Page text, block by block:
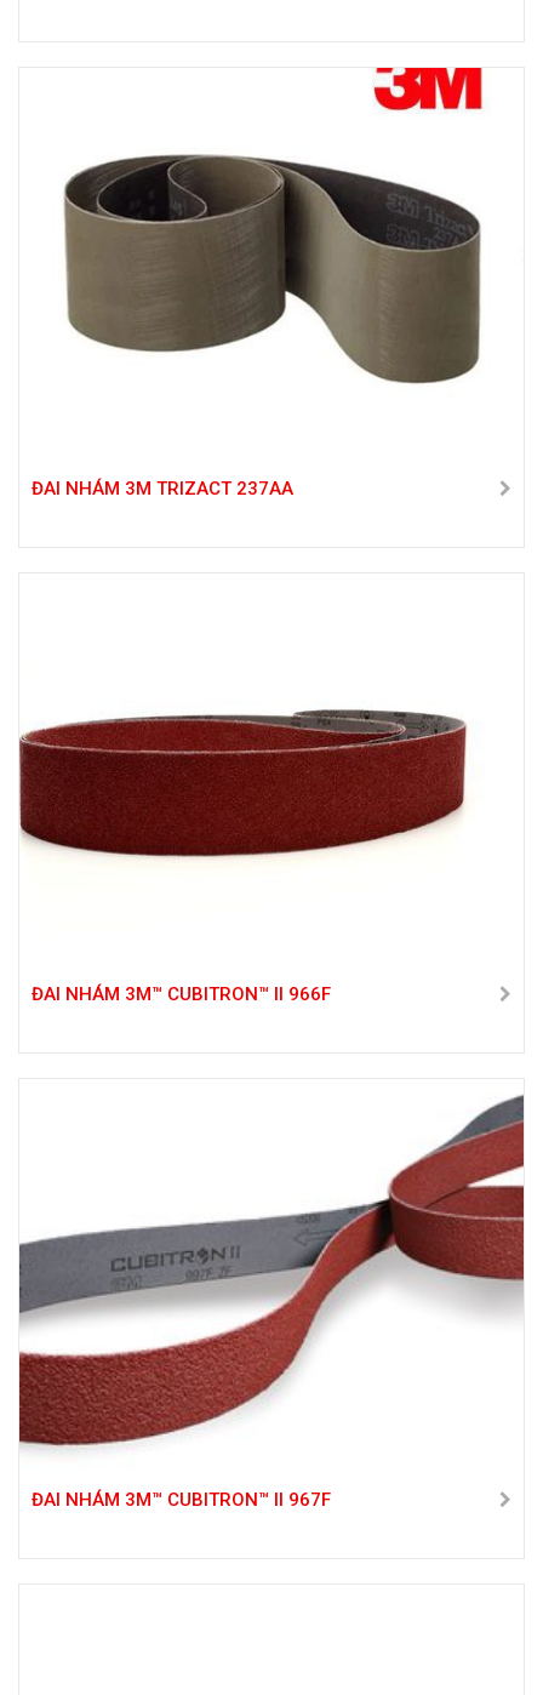
ĐAI NHÁM 3M TRIZACT 237AA
ĐAI NHÁM 3M™ CUBITRON™ II 966F
ĐAI NHÁM 3M™ CUBITRON™ II 967F